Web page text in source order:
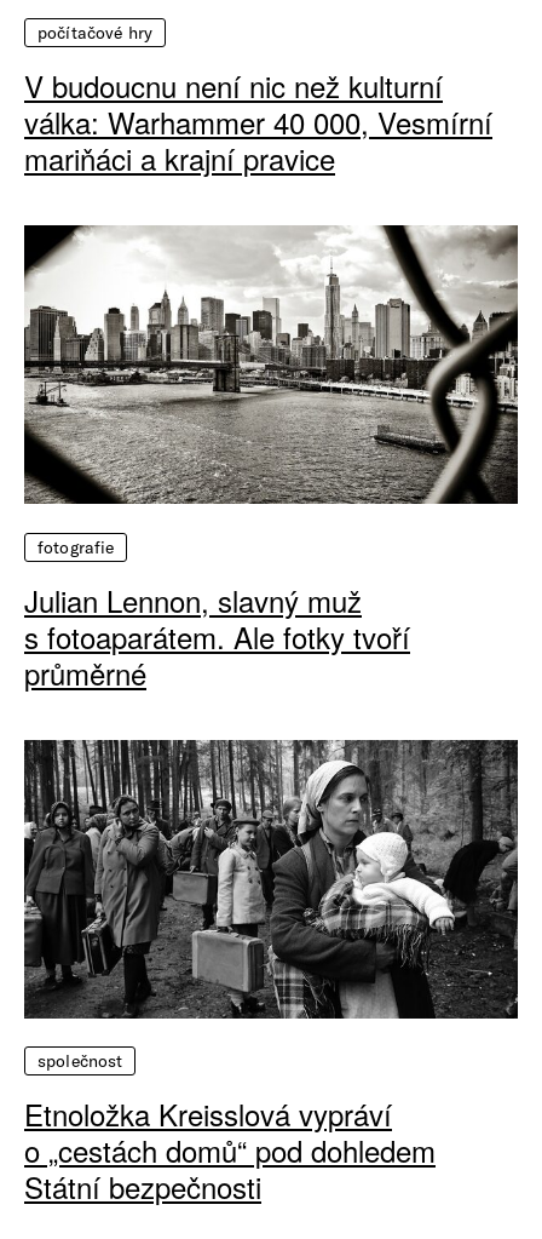
počítačové hry
V budoucnu není nic než kulturní
válka: Warhammer 40 000, Vesmírní
mariňáci a krajní pravice
fotografie
Julian Lennon, slavný muž
s fotoaparátem. Ale fotky tvoří
průměrné
společnost
Etnoložka Kreisslová vypráví
o „cestách domů“ pod dohledem
Státní bezpečnosti